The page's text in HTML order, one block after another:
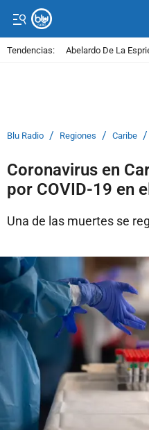
Tendencias: Abelardo De La
Blu Radio / Regiones / Caribe /
Coronavirus en
por COVID-19 en
Una de las muertes se